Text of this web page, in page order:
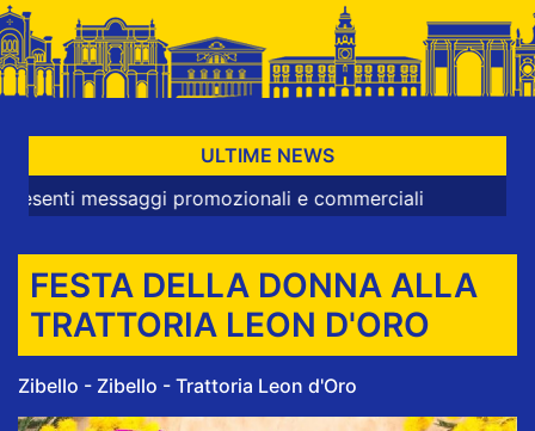
ULTIME NEWS
promozionali e commerciali
FESTA DELLA DONNA ALLA
TRATTORIA LEON D'ORO
Zibello - Zibello - Trattoria Leon d'Oro